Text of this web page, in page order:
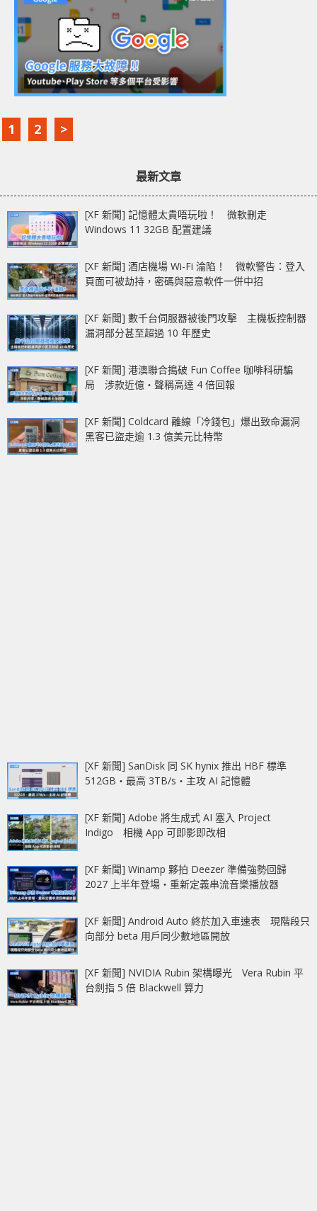
1 2 >
最新文章
[XF 新聞] 記憶體太貴唔玩啦！ 微軟刪走
Windows 11 32GB 配置建議
[XF 新聞] 酒店機場 Wi-Fi 淪陷！ 微軟警告：登入
頁面可被劫持，密碼與惡意軟件一併中招
[XF 新聞] 數千台伺服器被後門攻擊 主機板控制器
漏洞部分甚至超過 10 年歷史
[XF 新聞] 港澳聯合搗破 Fun Coffee 咖啡科研騙
局 涉款近億‧聲稱高達 4 倍回報
[XF 新聞] Coldcard 離線「冷錢包」爆出致命漏洞
黑客已盜走逾 1.3 億美元比特幣
[XF 新聞] SanDisk 同 SK hynix 推出 HBF 標準
512GB‧最高 3TB/s‧主攻 AI 記憶體
[XF 新聞] Adobe 將生成式 AI 塞入 Project
Indigo 相機 App 可即影即改相
[XF 新聞] Winamp 夥拍 Deezer 準備強勢回歸
2027 上半年登場‧重新定義串流音樂播放器
[XF 新聞] Android Auto 終於加入車速表 現階段只
向部分 beta 用戶同少數地區開放
[XF 新聞] NVIDIA Rubin 架構曝光 Vera Rubin 平
台劍指 5 倍 Blackwell 算力